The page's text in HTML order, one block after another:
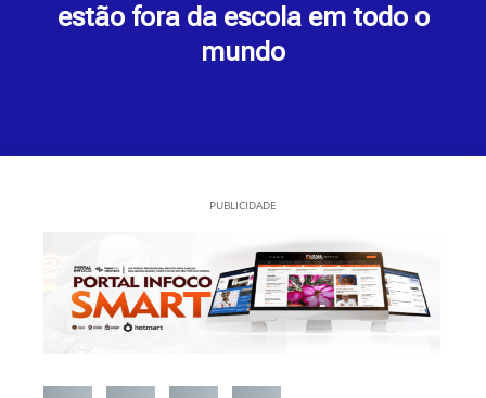
estão fora da escola em todo o
mundo
PUBLICIDADE